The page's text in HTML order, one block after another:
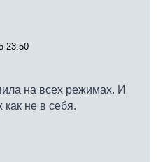
23:50
на всех режимах. И
не в себя.